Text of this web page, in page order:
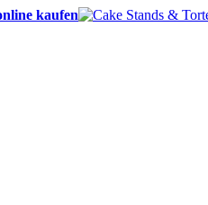
kaufen